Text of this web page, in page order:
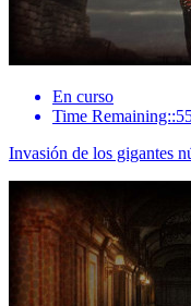
En curso
Time
Invasión de los gigantes